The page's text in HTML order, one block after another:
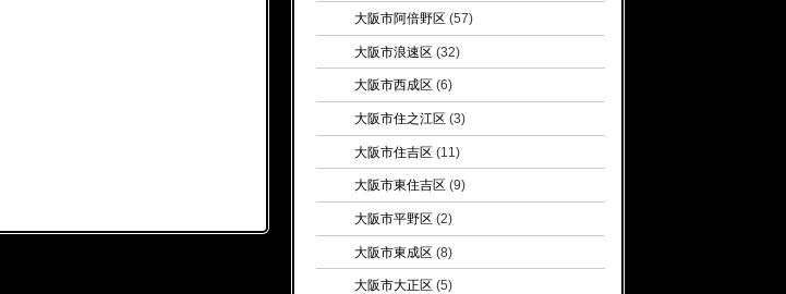
大阪市阿倍野区(57)
大阪市浪速区(32)
大阪市西成区 (6)
大阪市住之江区(3)
大阪市住吉区(11)
大阪市東住吉区 (9)
大阪市平野区(2)
大阪市東成区(8)
大阪市大正区 (5)